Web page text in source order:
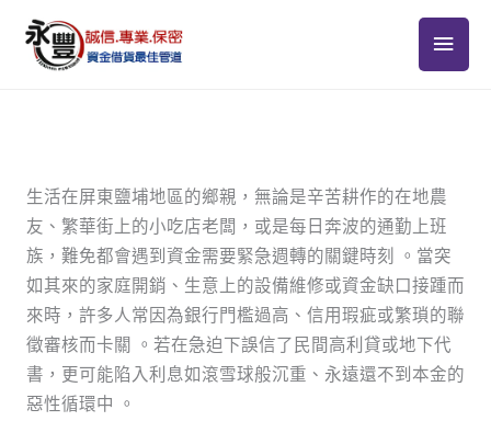
主
單
生活在屏東鹽埔地區的鄉親，無論是辛苦耕作的在地農
友、繁華街上的小吃店老闆，或是每日奔波的通勤上班
族，難免都會遇到資金需要緊急週轉的關鍵時刻 。當突
如其來的家庭開銷、生意上的設備維修或資金缺口接踵而
來時，許多人常因為銀行門檻過高、信用瑕疵或繁瑣的聯
徵審核而卡關 。若在急迫下誤信了民間高利貸或地下代
書，更可能陷入利息如滾雪球般沉重、永遠還不到本金的
惡性循環中 。